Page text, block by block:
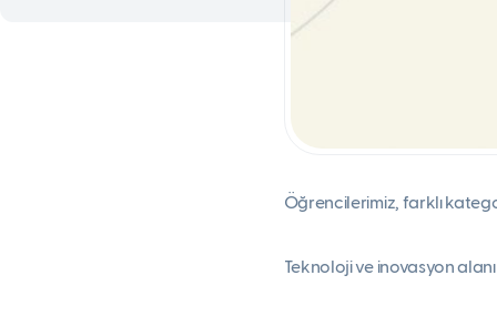
Öğrencilerimiz, farklı
Teknoloji ve inovasyon